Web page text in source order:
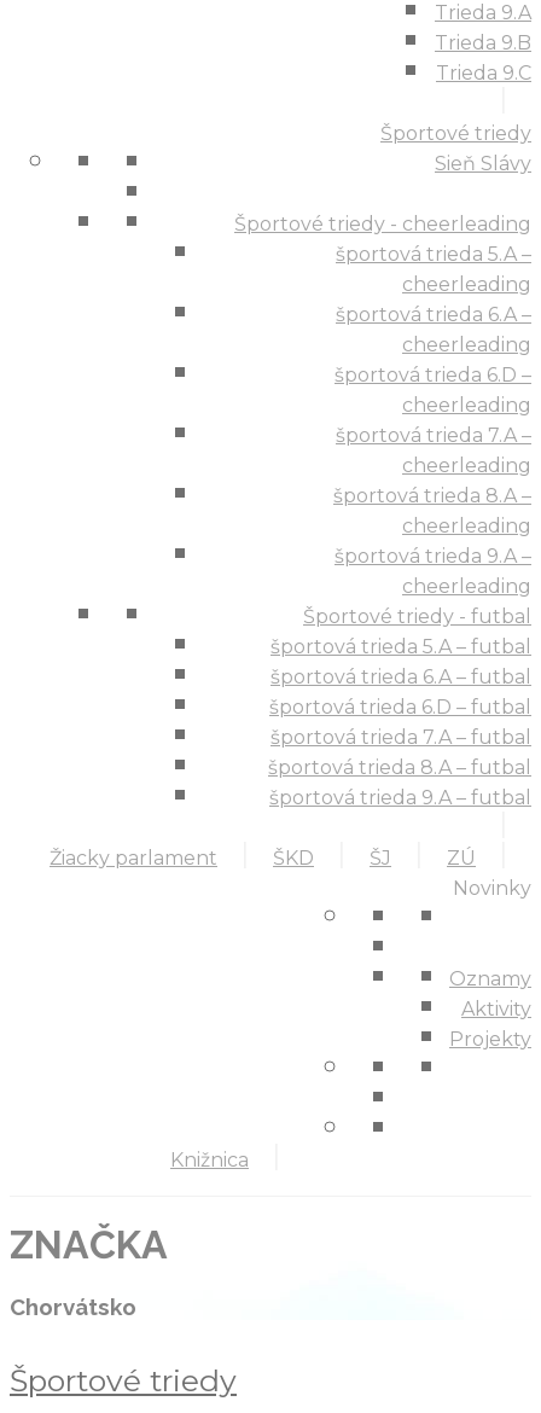
Trieda 9.A
Trieda 9.B
Trieda 9.C
Športové triedy
Sieň Slávy
Športové triedy - cheerleading
športová trieda 5.A –
cheerleading
športová trieda 6.A –
cheerleading
športová trieda 6.D –
cheerleading
športová trieda 7.A –
cheerleading
športová trieda 8.A –
cheerleading
športová trieda 9.A –
cheerleading
Športové triedy - futbal
športová trieda 5.A – futbal
športová trieda 6.A – futbal
športová trieda 6.D – futbal
športová trieda 7.A – futbal
športová trieda 8.A – futbal
športová trieda 9.A – futbal
Žiacky parlament ŠKD ŠJ ZÚ
Knižnica
Novinky
Oznamy
Aktivity
Projekty
ZNAČKA
Chorvátsko
Športové triedy